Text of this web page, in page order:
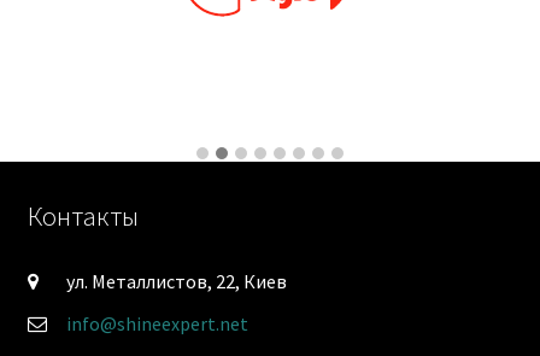
Контакты
ул. Металлистов, 22, Киев
info@shineexpert.net